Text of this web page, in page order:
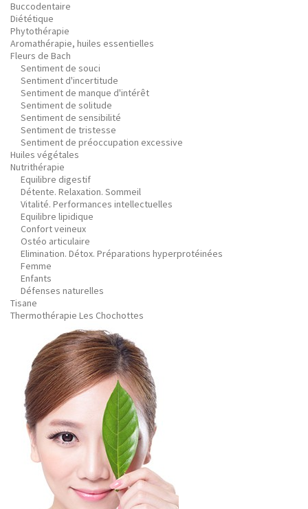
Buccodentaire
Diététique
Phytothérapie
Aromathérapie, huiles essentielles
Fleurs de Bach
Sentiment de souci
Sentiment d'incertitude
Sentiment de manque d'intérêt
Sentiment de solitude
Sentiment de sensibilité
Sentiment de tristesse
Sentiment de préoccupation excessive
Huiles végétales
Nutrithérapie
Equilibre digestif
Détente. Relaxation. Sommeil
Vitalité. Performances intellectuelles
Equilibre lipidique
Confort veineux
Ostéo articulaire
Elimination. Détox. Préparations hyperprotéinées
Femme
Enfants
Défenses naturelles
Tisane
Thermothérapie Les Chochottes